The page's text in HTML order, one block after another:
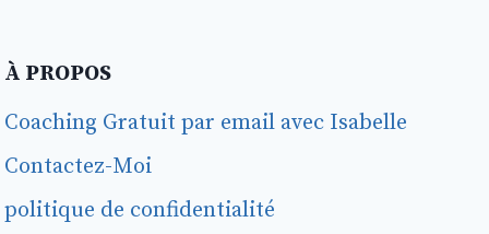
À PROPOS
Coaching Gratuit par email avec Isabelle
Contactez-Moi
politique de confidentialité